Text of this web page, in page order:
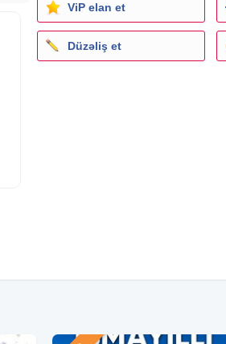
ViP elan et
Düzəliş et